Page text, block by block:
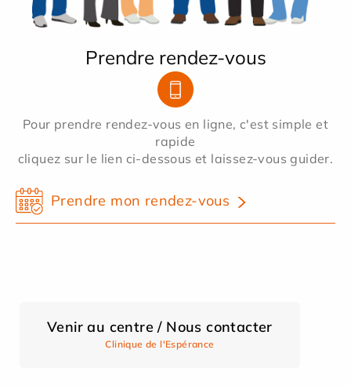
Prendre rendez-vous
Pour prendre rendez-vous en ligne, c'est simple et
rapide
cliquez sur le lien ci-dessous et laissez-vous guider.
Prendre mon rendez-vous
Venir au centre / Nous contacter
Clinique de l'Espérance